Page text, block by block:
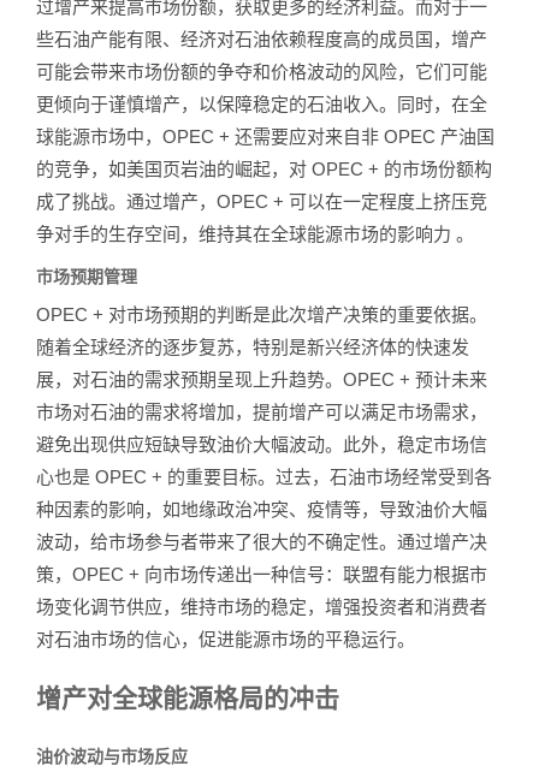
过增产来提高市场份额，获取更多的经济利益。而对于一
些石油产能有限、经济对石油依赖程度高的成员国，增产
可能会带来市场份额的争夺和价格波动的风险，它们可能
更倾向于谨慎增产，以保障稳定的石油收入。同时，在全
球能源市场中，OPEC + 还需要应对来自非 OPEC 产油国
的竞争，如美国页岩油的崛起，对 OPEC + 的市场份额构
成了挑战。通过增产，OPEC + 可以在一定程度上挤压竞
争对手的生存空间，维持其在全球能源市场的影响力 。
市场预期管理
OPEC + 对市场预期的判断是此次增产决策的重要依据。
随着全球经济的逐步复苏，特别是新兴经济体的快速发
展，对石油的需求预期呈现上升趋势。OPEC + 预计未来
市场对石油的需求将增加，提前增产可以满足市场需求，
避免出现供应短缺导致油价大幅波动。此外，稳定市场信
心也是 OPEC + 的重要目标。过去，石油市场经常受到各
种因素的影响，如地缘政治冲突、疫情等，导致油价大幅
波动，给市场参与者带来了很大的不确定性。通过增产决
策，OPEC + 向市场传递出一种信号：联盟有能力根据市
场变化调节供应，维持市场的稳定，增强投资者和消费者
对石油市场的信心，促进能源市场的平稳运行。
增产对全球能源格局的冲击
油价波动与市场反应